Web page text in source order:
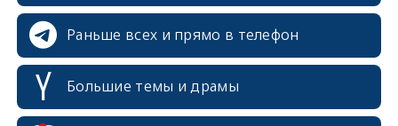
Раньше всех и прямо в телефон
Большие темы и драмы